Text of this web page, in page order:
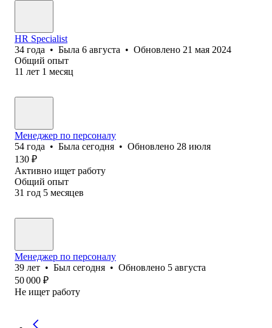
HR Specialist
34 года • Была 6 августа • Обновлено 21 мая 2024
Общий опыт
11 лет 1 месяц
Менеджер по персоналу
54 года • Была сегодня • Обновлено 28 июля
130 ₽
Активно ищет работу
Общий опыт
31 год 5 месяцев
Менеджер по персоналу
39 лет • Был сегодня • Обновлено 5 августа
50 000 ₽
Не ищет работу